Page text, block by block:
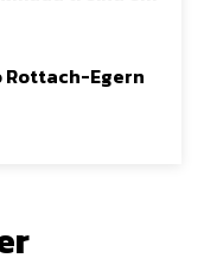
Rottach-Egern